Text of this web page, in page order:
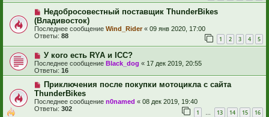
Недобросовестный поставщик ThunderBikes
(Владивосток)
Последнее сообщение Wind_Rider« 09 янв 2020, 17:00
Ответы: 88 1 2 3 4 5
У кого есть RYA и ICC?
Последнее сообщение Black_dog « 17 дек 2019, 20:55
Ответы: 16
Приключения после покупки мотоцикла с сайта
ThunderBikes
Последнее сообщение n0named « 08 дек 2019, 19:40
Ответы: 302 1 … 13 14 15 16